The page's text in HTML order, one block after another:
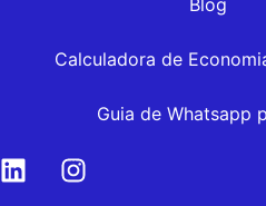
Blog
Calculadora de
Guia de Whatsapp